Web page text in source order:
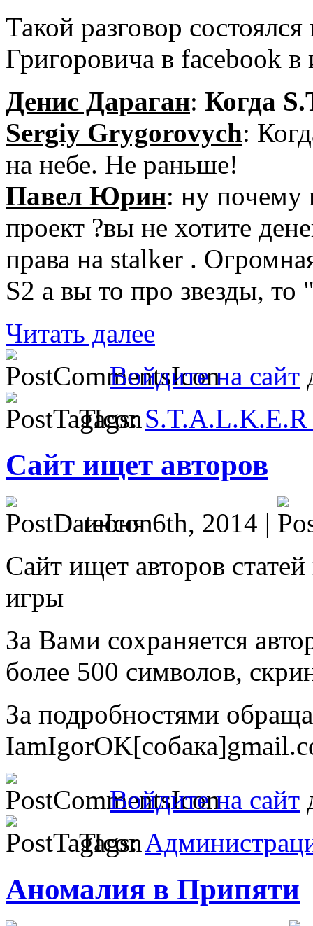
Такой разговор
Григоровича в facebook
Денис Дараган: Когда
Sergiy Grygorovych:
на небе. Не раньше!
Павел Юрин: ну почему
проект ?вы не хотите
права на stalker .
S2 а вы то про звезды,
Читать далее
Войдите на сайт
Tags:S.T.A.L.K.E.R
Сайт ищет авторов
июня 6th, 2014 |
Сайт ищет авторов
игры
За Вами сохраняется
более 500 символов,
За подробностями
Войдите на сайт
Tags:
Аномалия в Припяти